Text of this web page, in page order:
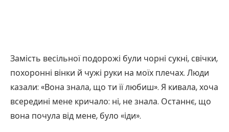
Замість весільної подорожі були чорні сукні, свічки,
похоронні вінки й чужі руки на моїх плечах. Люди
казали: «Вона знала, що ти її любиш». Я кивала, хоча
всередині мене кричало: ні, не знала. Останнє, що
вона почула від мене, було «іди».